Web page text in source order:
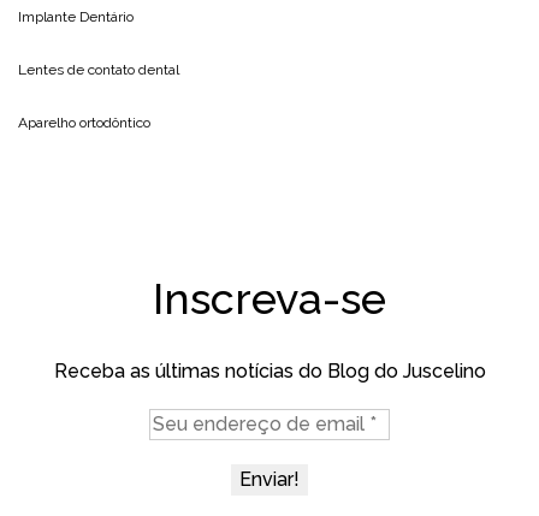
Implante Dentário
Lentes de contato dental
Aparelho ortodôntico
Inscreva-se
Receba as últimas notícias do Blog do Juscelino